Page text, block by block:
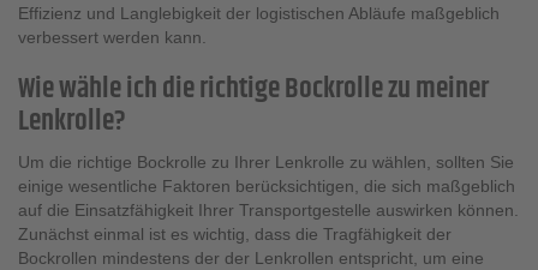
Effizienz und Langlebigkeit der logistischen Abläufe maßgeblich
verbessert werden kann.
Wie wähle ich die richtige Bockrolle zu meiner
Lenkrolle?
Um die richtige Bockrolle zu Ihrer Lenkrolle zu wählen, sollten Sie
einige wesentliche Faktoren berücksichtigen, die sich maßgeblich
auf die Einsatzfähigkeit Ihrer Transportgestelle auswirken können.
Zunächst einmal ist es wichtig, dass die Tragfähigkeit der
Bockrollen mindestens der der Lenkrollen entspricht, um eine